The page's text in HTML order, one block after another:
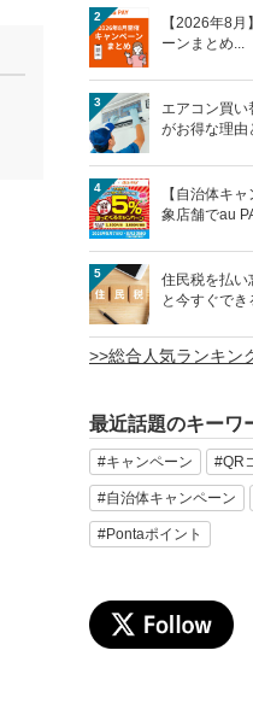
2
【2026年8
ーンまとめ...
3
エアコン買
がお得な理由
4
【自治体キ
象店舗でau
5
住民税を払い
と今すぐでき
>>総合人気ランキン
最近話題のキーワ
#キャンペーン #QR
#自治体キャンペーン
#Pontaポイント